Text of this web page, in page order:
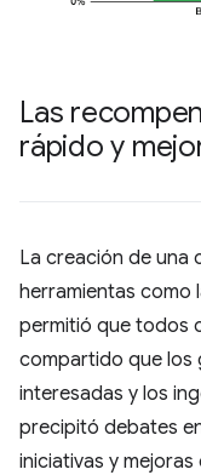
Las
rápido y
La creación de una
herramientas como
permitió que todos
compartido que los
interesadas y los
precipitó debates
iniciativas y